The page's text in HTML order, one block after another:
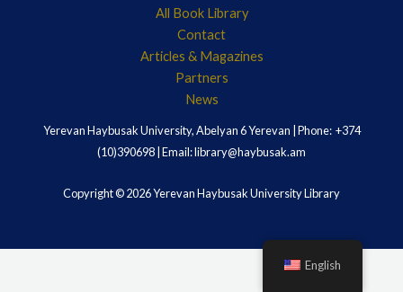
All Book Library
Contact
Articles & Magazines
Partners
News
Yerevan Haybusak University, Abelyan 6 Yerevan | Phone: +374
(10)390698 | Email: library@haybusak.am
Copyright © 2026 Yerevan Haybusak University Library
English